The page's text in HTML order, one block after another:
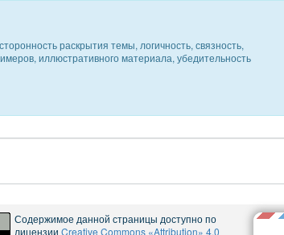
раскрытия темы, логичность, связность,
иллюстративного материала, убедительность
Содержимое данной страницы доступно по
лицензии Creative Commons «Attribution» 4.0